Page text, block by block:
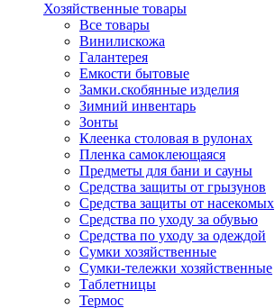
Хозяйственные товары
Все товары
Винилискожа
Галантерея
Емкости бытовые
Замки.скобянные изделия
Зимний инвентарь
Зонты
Клеенка столовая в рулонах
Пленка самоклеющаяся
Предметы для бани и сауны
Средства защиты от грызунов
Средства защиты от насекомых
Средства по уходу за обувью
Средства по уходу за одеждой
Сумки хозяйственные
Сумки-тележки хозяйственные
Таблетницы
Термос